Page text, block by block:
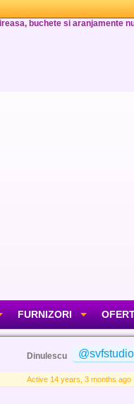
buchete si aranjamente
FURNIZORI
Dinulescu @svfstudio
Active 14 years, 3 months ago